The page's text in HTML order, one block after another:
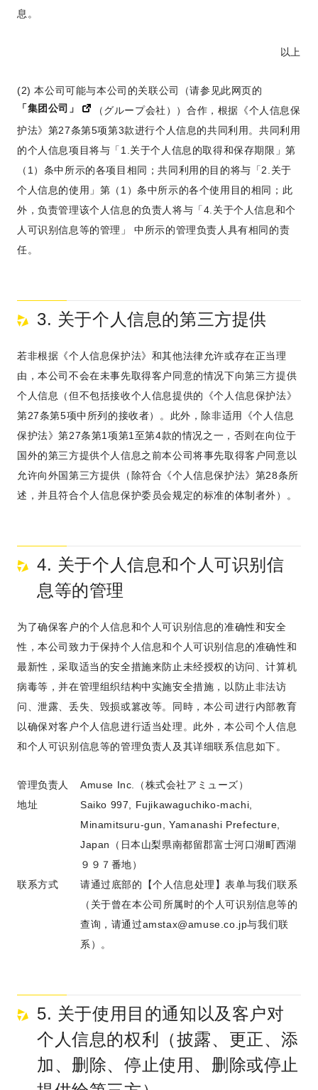
息。
以上
(2) 本公司可能与本公司的关联公司（请参见此网页的
「集团公司」
（グループ会社））合作，根据《个人信息保
护法》第27条第5项第3款进行个人信息的共同利用。共同利用
的个人信息项目将与「1.关于个人信息的取得和保存期限」第
（1）条中所示的各项目相同；共同利用的目的将与「2.关于
个人信息的使用」第（1）条中所示的各个使用目的相同；此
外，负责管理该个人信息的负责人将与「4.关于个人信息和个
人可识别信息等的管理」 中所示的管理负责人具有相同的责
任。
3. 关于个人信息的第三方提供
若非根据《个人信息保护法》和其他法律允许或存在正当理
由，本公司不会在未事先取得客户同意的情况下向第三方提供
个人信息（但不包括接收个人信息提供的《个人信息保护法》
第27条第5项中所列的接收者）。此外，除非适用《个人信息
保护法》第27条第1项第1至第4款的情况之一，否则在向位于
国外的第三方提供个人信息之前本公司将事先取得客户同意以
允许向外国第三方提供（除符合《个人信息保护法》第28条所
述，并且符合个人信息保护委员会规定的标准的体制者外）。
4. 关于个人信息和个人可识别信
息等的管理
为了确保客户的个人信息和个人可识别信息的准确性和安全
性，本公司致力于保持个人信息和个人可识别信息的准确性和
最新性，采取适当的安全措施来防止未经授权的访问、计算机
病毒等，并在管理组织结构中实施安全措施，以防止非法访
问、泄露、丢失、毁损或篡改等。同時，本公司进行内部教育
以确保对客户个人信息进行适当处理。此外，本公司个人信息
和个人可识别信息等的管理负责人及其详细联系信息如下。
管理负责人
Amuse Inc.（株式会社アミューズ）
地址
Saiko 997, Fujikawaguchiko-machi,
Minamitsuru-gun, Yamanashi Prefecture,
Japan（日本山梨県南都留郡富士河口湖町西湖
９９７番地）
联系方式
请通过底部的【个人信息处理】表单与我们联系
（关于曾在本公司所属时的个人可识别信息等的
查询，请通过amstax@amuse.co.jp与我们联
系）。
5. 关于使用目的通知以及客户对
个人信息的权利（披露、更正、添
加、删除、停止使用、删除或停止